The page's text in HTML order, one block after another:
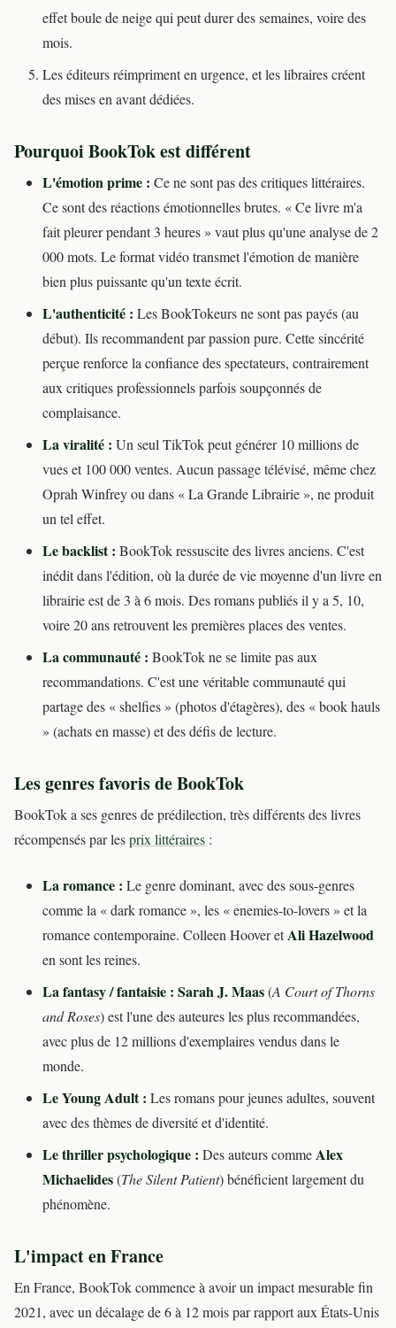
effet boule de neige qui peut durer des semaines, voire des
mois.
Les éditeurs réimpriment en urgence, et les libraires créent
des mises en avant dédiées.
Pourquoi BookTok est différent
L'émotion prime : Ce ne sont pas des critiques littéraires.
Ce sont des réactions émotionnelles brutes. « Ce livre m'a
fait pleurer pendant 3 heures » vaut plus qu'une analyse de 2
000 mots. Le format vidéo transmet l'émotion de manière
bien plus puissante qu'un texte écrit.
L'authenticité : Les BookTokeurs ne sont pas payés (au
début). Ils recommandent par passion pure. Cette sincérité
perçue renforce la confiance des spectateurs, contrairement
aux critiques professionnels parfois soupçonnés de
complaisance.
La viralité : Un seul TikTok peut générer 10 millions de
vues et 100 000 ventes. Aucun passage télévisé, même chez
Oprah Winfrey ou dans « La Grande Librairie », ne produit
un tel effet.
Le backlist : BookTok ressuscite des livres anciens. C'est
inédit dans l'édition, où la durée de vie moyenne d'un livre en
librairie est de 3 à 6 mois. Des romans publiés il y a 5, 10,
voire 20 ans retrouvent les premières places des ventes.
La communauté : BookTok ne se limite pas aux
recommandations. C'est une véritable communauté qui
partage des « shelfies » (photos d'étagères), des « book hauls
» (achats en masse) et des défis de lecture.
Les genres favoris de BookTok
BookTok a ses genres de prédilection, très différents des livres
récompensés par lesprix littéraires :
La romance : Le genre dominant, avec des sous-genres
comme la « dark romance », les « enemies-to-lovers » et la
romance contemporaine. Colleen Hoover etAli Hazelwood
en sont les reines.
La fantasy / fantaisie : Sarah J. Maas(A Court of Thorns
and Roses) est l'une des auteures les plus recommandées,
avec plus de 12 millions d'exemplaires vendus dans le
monde.
Le Young Adult : Les romans pour jeunes adultes, souvent
avec des thèmes de diversité et d'identité.
Le thriller psychologique : Des auteurs commeAlex
Michaelides(The Silent Patient) bénéficient largement du
phénomène.
L'impact en France
En France, BookTok commence à avoir un impact mesurable fin
2021, avec un décalage de 6 à 12 mois par rapport aux États-Unis